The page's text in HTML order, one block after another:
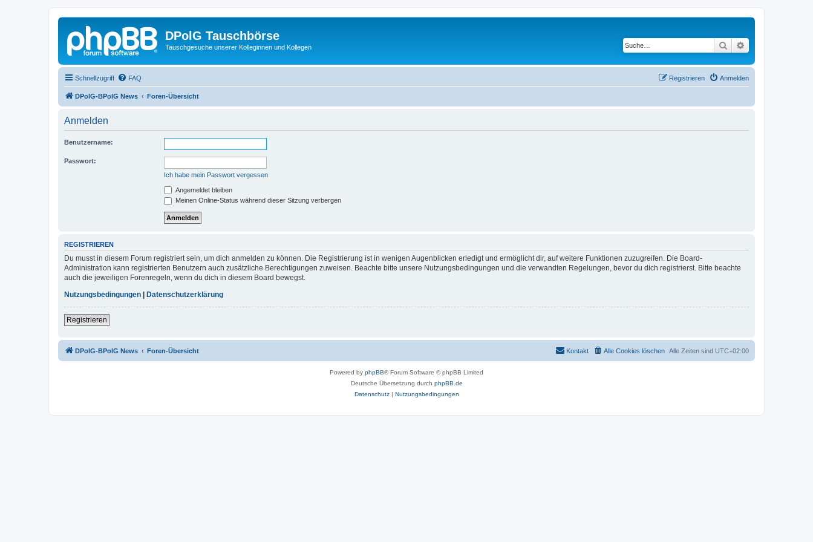
DPolG Tauschbörse
Tauschgesuche unserer Kolleginnen und Kollegen Suche
Schnellzugriff FAQ Anmelden
Registrieren
DPolG-BPolG News Foren-Übersicht
Anmelden
Benutzername:
Passwort:
Ich habe mein Passwort vergessen
Angemeldet bleiben
Meinen Online-Status während dieser Sitzung verbergen
REGISTRIEREN
Du musst in diesem Forum registriert sein, um dich anmelden zu können. Die Registrierung ist in wenigen Augenblicken erledigt und ermöglicht dir, auf weitere Funktionen zuzugreifen. Die Board-
Administration kann registrierten Benutzern auch zusätzliche Berechtigungen zuweisen. Beachte bitte unsere Nutzungsbedingungen und die verwandten Regelungen, bevor du dich registrierst. Bitte beachte
auch die jeweiligen Forenregeln, wenn du dich in diesem Board bewegst.
Nutzungsbedingungen
Datenschutzerklärung
Registrieren
DPolG-BPolG News Foren-Übersicht Alle Zeiten sind UTC+02:00
Alle Cookies löschen
Kontakt
Powered by phpBB® Forum Software © phpBB Limited
Deutsche Übersetzung durch phpBB.de
Datenschutz| Nutzungsbedingungen